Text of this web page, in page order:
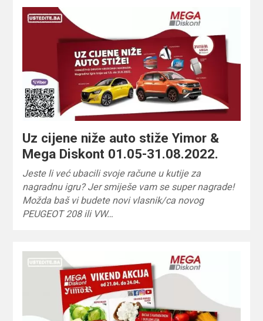
Uz cijene niže auto stiže Yimor &
Mega Diskont 01.05-31.08.2022.
Jeste li već ubacili svoje račune u kutije za
nagradnu igru? Jer smiješe vam se super nagrade!
Možda baš vi budete novi vlasnik/ca novog
PEUGEOT 208 ili VW…